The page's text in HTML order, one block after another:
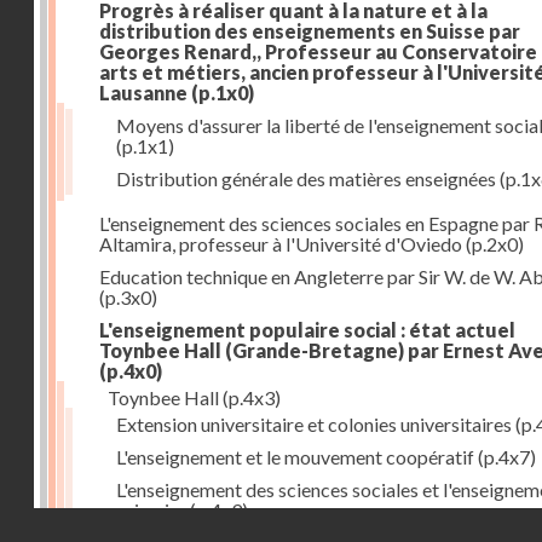
Progrès à réaliser quant à la nature et à la
distribution des enseignements en Suisse par
Georges Renard,, Professeur au Conservatoire
arts et métiers, ancien professeur à
Lausanne (p.1x0)
Moyens d'assurer la liberté de l'enseignement social
(p.1x1)
Distribution générale des matières enseignées
L'enseignement des sciences sociales en Espagne par
Altamira, professeur à l'Université d'Oviedo (p.2x0)
Education technique en Angleterre par Sir W. de W.
(p.3x0)
L'enseignement populaire social : état actuel
Toynbee Hall (Grande-Bretagne) par Ernest
(p.4x0)
Toynbee Hall(p.4x3)
Extension universitaire et colonies universitaires
L'enseignement et le mouvement coopératif(p.4x7)
L'enseignement des sciences sociales et
primaire(p.4x9)